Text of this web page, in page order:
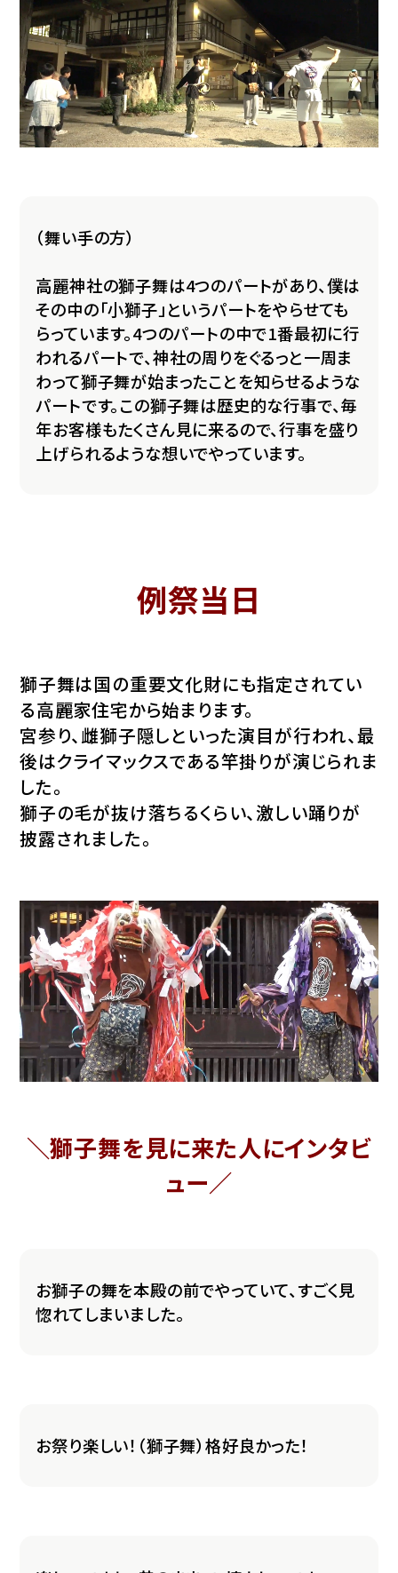
（舞い手の方）
高麗神社の獅子舞は4つのパートがあり、僕は
その中の「小獅子」というパートをやらせても
らっています。4つのパートの中で1番最初に行
われるパートで、神社の周りをぐるっと一周ま
わって獅子舞が始まったことを知らせるような
パートです。この獅子舞は歴史的な行事で、毎
年お客様もたくさん見に来るので、行事を盛り
上げられるような想いでやっています。
例祭当日
獅子舞は国の重要文化財にも指定されてい
る高麗家住宅から始まります。
宮参り、雌獅子隠しといった演目が行われ、最
後はクライマックスである竿掛りが演じられま
した。
獅子の毛が抜け落ちるくらい、激しい踊りが
披露されました。
＼獅子舞を見に来た人にインタビ
ュー／
お獅子の舞を本殿の前でやっていて、すごく見
惚れてしまいました。
お祭り楽しい！（獅子舞）格好良かった！